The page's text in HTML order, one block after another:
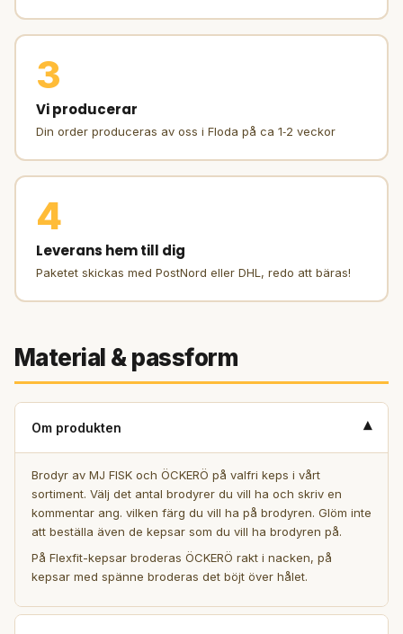
3
Vi producerar
Din order produceras av oss i Floda på ca 1‑2 veckor
4
Leverans hem till dig
Paketet skickas med PostNord eller DHL, redo att bäras!
Material & passform
Om produkten ▾
Brodyr av MJ FISK och ÖCKERÖ på valfri keps i vårt
sortiment. Välj det antal brodyrer du vill ha och skriv en
kommentar ang. vilken färg du vill ha på brodyren. Glöm inte
att beställa även de kepsar som du vill ha brodyren på.
På Flexfit-kepsar broderas ÖCKERÖ rakt i nacken, på
kepsar med spänne broderas det böjt över hålet.